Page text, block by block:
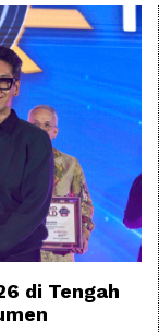
di Tengah